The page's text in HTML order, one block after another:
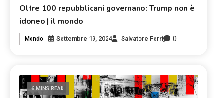
Oltre 100 repubblicani governano: Trump non è
idoneo | il mondo
Mondo Settembre 19, 2024 Salvatore Ferri 0
6 MINS READ